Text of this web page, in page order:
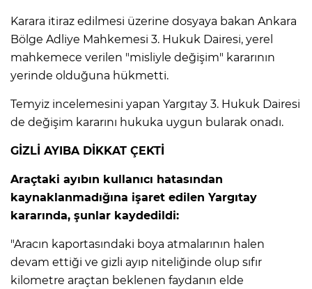
Karara itiraz edilmesi üzerine dosyaya bakan Ankara
Bölge Adliye Mahkemesi 3. Hukuk Dairesi, yerel
mahkemece verilen "misliyle değişim" kararının
yerinde olduğuna hükmetti.
Temyiz incelemesini yapan Yargıtay 3. Hukuk Dairesi
de değişim kararını hukuka uygun bularak onadı.
GİZLİ AYIBA DİKKAT ÇEKTİ
Araçtaki ayıbın kullanıcı hatasından
kaynaklanmadığına işaret edilen Yargıtay
kararında, şunlar kaydedildi:
"Aracın kaportasındaki boya atmalarının halen
devam ettiği ve gizli ayıp niteliğinde olup sıfır
kilometre araçtan beklenen faydanın elde